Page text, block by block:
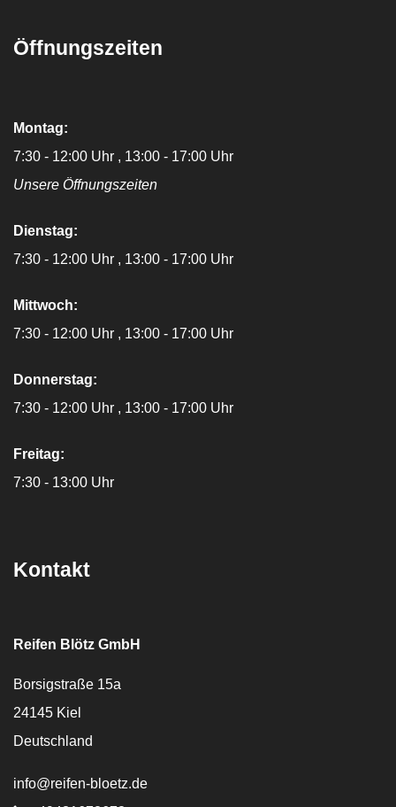
Öffnungszeiten
Montag:
7:30 - 12:00 Uhr
13:00 - 17:00 Uhr
Unsere Öffnungszeiten
Dienstag:
7:30 - 12:00 Uhr
13:00 - 17:00 Uhr
Mittwoch:
7:30 - 12:00 Uhr
13:00 - 17:00 Uhr
Donnerstag:
7:30 - 12:00 Uhr
13:00 - 17:00 Uhr
Freitag:
7:30 - 13:00 Uhr
Kontakt
Reifen Blötz GmbH
Borsigstraße 15a
24145 Kiel
Deutschland
E-Mail:
info@reifen-bloetz.de